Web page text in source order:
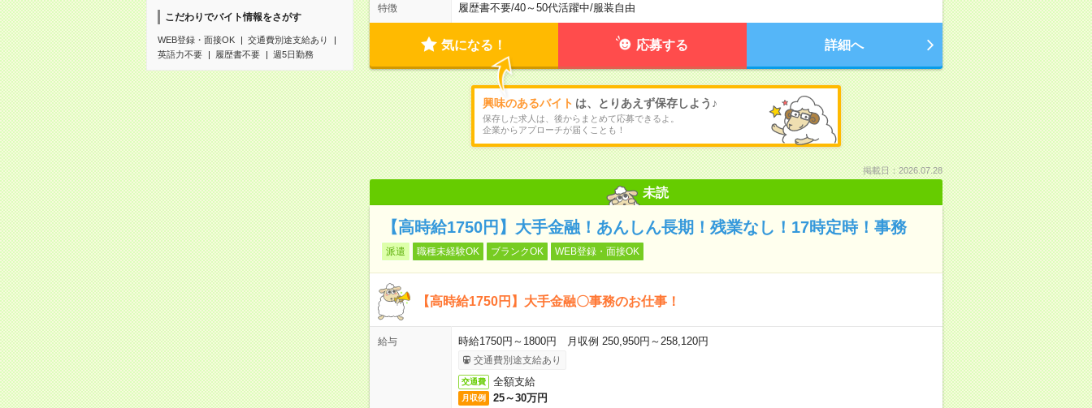
こだわりでバイト情報をさがす
WEB登録・面接OK
交通費別途支給あり
英語力不要
履歴書不要 週5日勤務
特徴 履歴書不要/40～50代活躍中/服装自由
気になる！ 応募する 詳細へ
興味のあるバイト は、とりあえず保存しよう♪
保存した求人は、後からまとめて応募できるよ。
企業からアプローチが届くことも！
掲載日：2026.07.28
未読
【高時給1750円】大手金融！あんしん長期！残業なし！17時定時！事務
派遣 職種未経験OK ブランクOK WEB登録・面接OK
【高時給1750円】大手金融〇事務のお仕事！
給与 時給1750円～1800円 月収例 250,950円～258,120円
交通費別途支給あり
交通費 全額支給
月収例 25～30万円